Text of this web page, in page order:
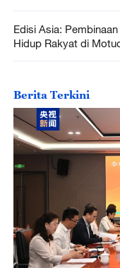
Edisi Asia:
Hidup Rakyat di
Berita Terkini